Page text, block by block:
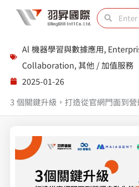
SearchSearch
Al 機器學習與數據應用,
Collaboration, 其他 / 加值服務
2025-01-26
3 個關鍵升級，打造從官網門面到